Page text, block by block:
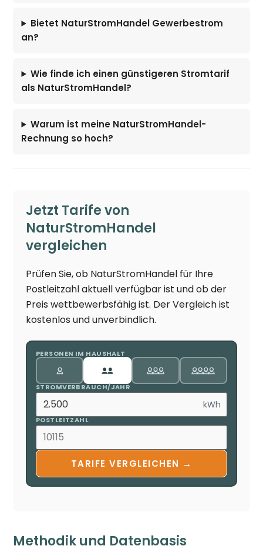
Bietet NaturStromHandel Gewerbestrom
an?
Wie finde ich einen günstigeren Stromtarif
als NaturStromHandel?
Warum ist meine NaturStromHandel-
Rechnung so hoch?
Jetzt Tarife von
NaturStromHandel
vergleichen
Prüfen Sie, ob NaturStromHandel für Ihre
Postleitzahl aktuell verfügbar ist und ob der
Preis wettbewerbsfähig ist. Der Vergleich ist
kostenlos und unverbindlich.
PERSONEN IM HAUSHALT
STROMVERBRAUCH/JAHR
kWh
POSTLEITZAHL
TARIFE VERGLEICHEN →
Methodik und Datenbasis